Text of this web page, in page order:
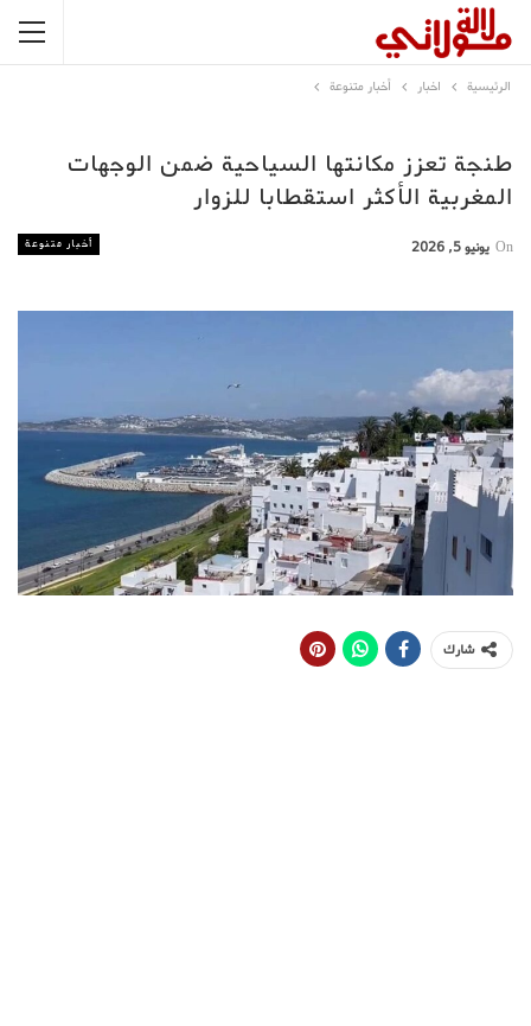
الرئيسية اخبار أخبار متنوعة
طنجة تعزز مكانتها السياحية ضمن الوجهات
المغربية الأكثر استقطابا للزوار
أخبار متنوعة On يونيو 5, 2026
شارك